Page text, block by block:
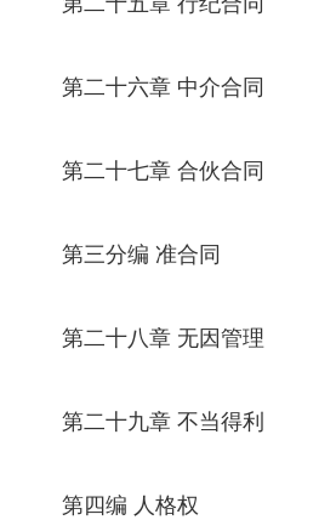
第二十六章 中介合同
第二十七章 合伙合同
第三分编 准合同
第二十八章 无因管理
第二十九章 不当得利
第四编 人格权